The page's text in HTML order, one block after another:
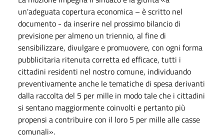
un'adeguata copertura economica – è scritto nel
documento - da inserire nel prossimo bilancio di
previsione per almeno un triennio, al fine di
sensibilizzare, divulgare e promuovere, con ogni forma
pubblicitaria ritenuta corretta ed efficace, tutti i
cittadini residenti nel nostro comune, individuando
preventivamente anche le tematiche di spesa derivanti
dalla raccolta del 5 per mille in modo tale che i cittadini
si sentano maggiormente coinvolti e pertanto più
propensi a contribuire con il loro 5 per mille alle casse
comunali».